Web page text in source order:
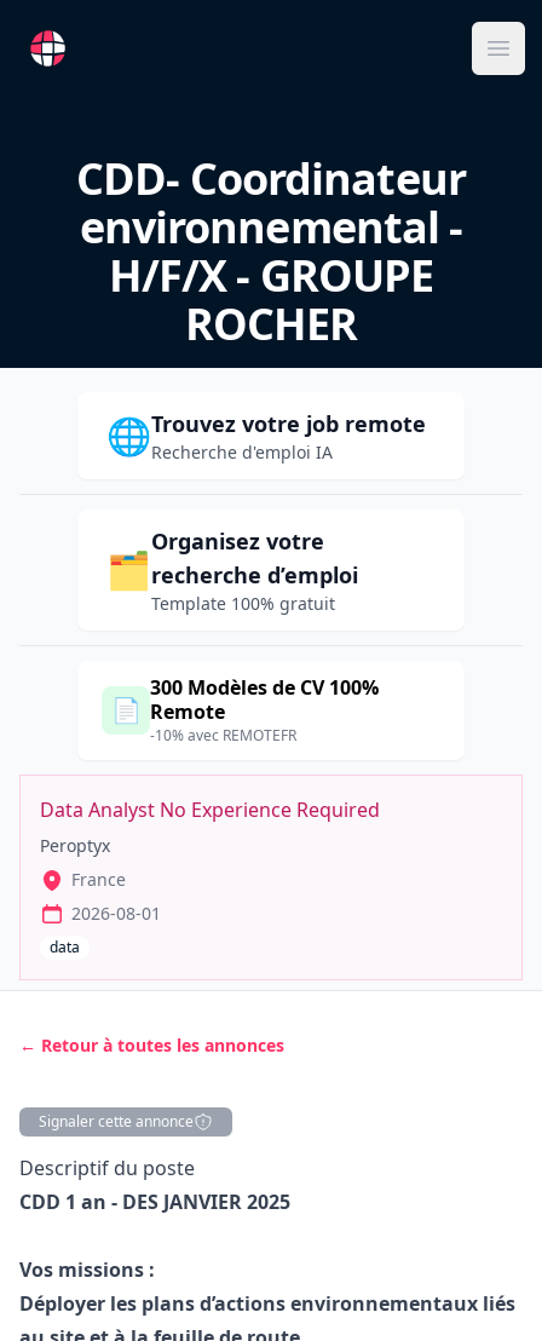
RemoteFR
CDD- Coordinateur
environnemental -
H/F/X - GROUPE
ROCHER
🌐Trouvez votre job remote
Recherche d'emploi IA
🗂️
Organisez votre
recherche d’emploi
Template 100% gratuit
📄
300 Modèles de CV 100%
Remote
-10% avec REMOTEFR
Data Analyst No Experience Required
Peroptyx
France
2026-08-01
data
← Retour à toutes les annonces
Signaler cette annonce
Description
Descriptif du poste
CDD 1 an - DES JANVIER 2025
Vos missions :
Déployer les plans d’actions environnementaux liés